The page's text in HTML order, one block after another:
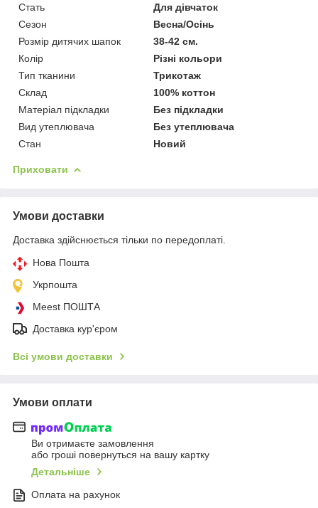
Стать
Для дівчаток
Сезон
Весна/Осінь
Розмір дитячих шапок
38-42 см.
Колір
Різні кольори
Тип тканини
Трикотаж
Склад
100% коттон
Матеріал підкладки
Без підкладки
Вид утеплювача
Без утеплювача
Стан
Новий
Приховати
Умови доставки
Доставка здійснюється тільки по передоплаті.
Нова Пошта
Укрпошта
Meest ПОШТА
Доставка кур'єром
Всі умови доставки
Умови оплати
Ви отримаєте замовлення
або гроші повернуться на вашу картку
Детальніше
Оплата на рахунок